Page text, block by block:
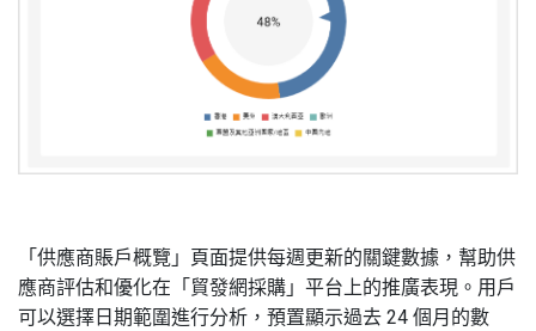
「供應商賬戶概覽」頁面提供每週更新的關鍵數據，幫助供
應商評估和優化在「貿發網採購」平台上的推廣表現。用戶
可以選擇日期範圍進行分析，預置顯示過去 24 個月的數